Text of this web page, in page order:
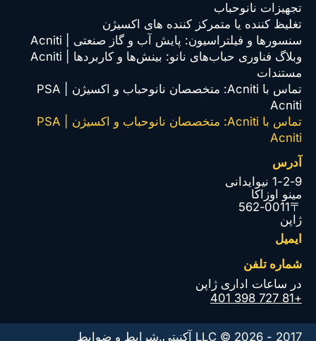
تجهیزات نانوحباب
تغلیظ کننده یا متمرکز کننده های اکسیژن
سنسورها و فیلتراسیون: پایش آب و گاز صنعتی | Acniti
وبلاگ فناوری حباب‌های نانو: بینش‌ها و کاربردها | Acniti
مستندات
تماس با Acniti: متخصصان نانوحباب و اکسیژن PSA |
Acniti
تماس با Acniti: متخصصان نانوحباب و اکسیژن PSA |
Acniti
آدرس
1-2-9 نیوایدانی
مینو اوزاکا
〒562-0011
ژاپن
ایمیل
شماره تلفن
در ساعات اداری ژاپن
+81 727 398 401
2017 - 2026 © LLC آکنیتی. شرایط و ضوابط